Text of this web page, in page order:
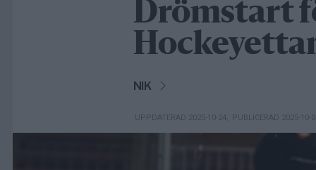
Drömstart
NIK
UPPDATERAD 2025-10-24 , PUBLICERAD 2025-10-04